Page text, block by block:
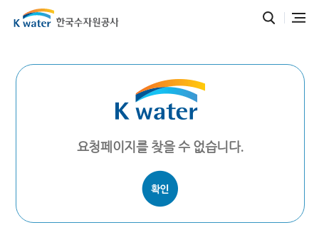
요청페이지를 찾을 수 없습니다.